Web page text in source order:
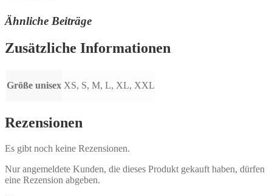
Ähnliche Beiträge
Zusätzliche Informationen
Größe unisex XS, S, M, L, XL, XXL
Rezensionen
Es gibt noch keine Rezensionen.
Nur angemeldete Kunden, die dieses Produkt gekauft haben, dürfen
eine Rezension abgeben.